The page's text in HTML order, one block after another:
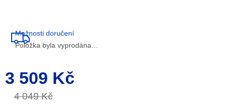
4 049 Kč
3 509 Kč
Měrná
cena:
Možnosti doručení
Položka byla vyprodána…